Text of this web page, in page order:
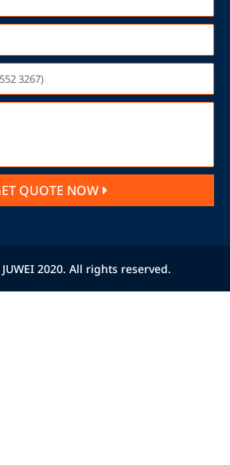
QUOTE NOW
2020. All rights reserved.